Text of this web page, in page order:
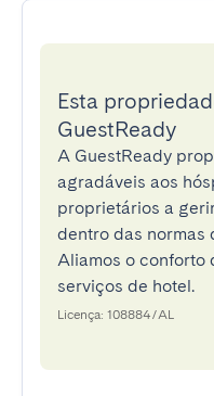
Esta
GuestReady
A GuestReady
agradáveis aos
proprietários a
dentro das normas
Aliamos o conforto
serviços de hotel.
Licença: 108884/AL